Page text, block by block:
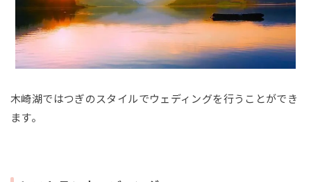
木崎湖ではつぎのスタイルでウェディングを行うことができ
ます。